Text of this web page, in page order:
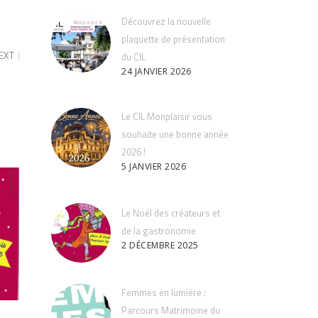
Découvrez la nouvelle
plaquette de présentation
du CIL
24 JANVIER 2026
Le CIL Monplaisir vous
souhaite une bonne année
2026 !
5 JANVIER 2026
Le Noël des créateurs et
de la gastronomie
2 DÉCEMBRE 2025
Femmes en lumière :
Parcours Matrimoine du